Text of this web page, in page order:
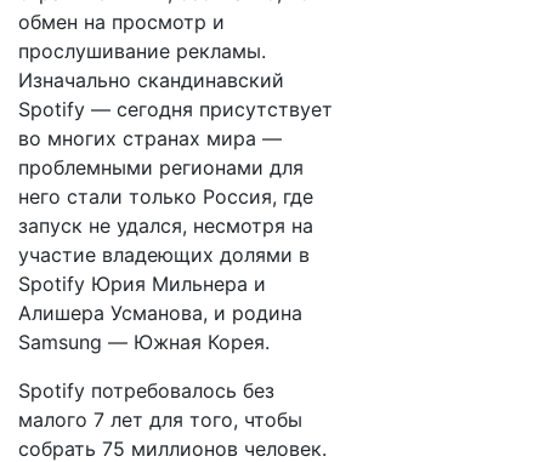
обмен на просмотр и
прослушивание рекламы.
Изначально скандинавский
Spotify — сегодня присутствует
во многих странах мира —
проблемными регионами для
него стали только Россия, где
запуск не удался, несмотря на
участие владеющих долями в
Spotify Юрия Мильнера и
Алишера Усманова, и родина
Samsung — Южная Корея.
Spotify потребовалось без
малого 7 лет для того, чтобы
собрать 75 миллионов человек.